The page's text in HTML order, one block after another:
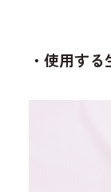
・使用する